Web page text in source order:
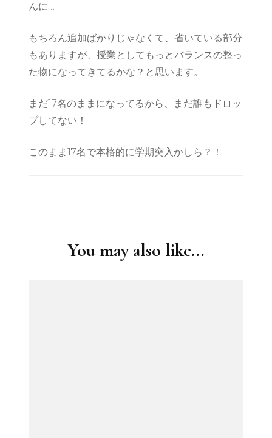
んに…
もちろん追加ばかりじゃなくて、省いている部分
もありますが、授業としてもっとバランスの整っ
た物になってきてるかな？と思います。
まだ17名のままになってるから、まだ誰もドロッ
プしてない！
このまま17名で本格的に学期突入かしら？！
You may also like...